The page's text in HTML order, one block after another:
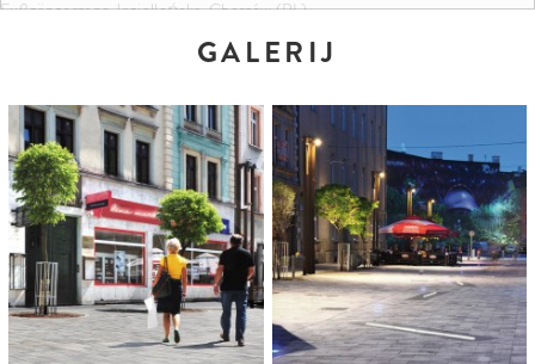
Fußgängerzone Jagiellońska, Chorzów (PL)
KLEUREN EN FORMATEN:
Granitgrau-weiß gemasert
Grau-anthrazit gemasert
GALERIJ